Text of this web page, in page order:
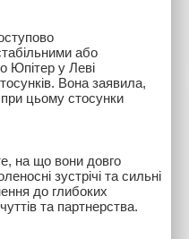
або
Юпітер у Леві
Вона заявила,
цьому стосунки
на що вони довго
зустрічі та сильні
до глибоких
та партнерства.